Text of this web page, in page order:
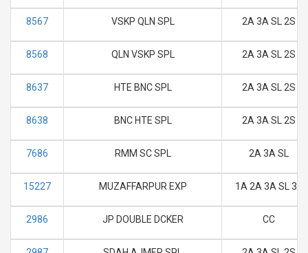
8567 VSKP QLN SPL 2A 3A SL 2S
8568 QLN VSKP SPL 2A 3A SL 2S
8637 HTE BNC SPL 2A 3A SL 2S
8638 BNC HTE SPL 2A 3A SL 2S
7686 RMM SC SPL 2A 3A SL
15227 MUZAFFARPUR EXP 1A 2A 3A SL 3E
2986 JP DOUBLE DCKER CC